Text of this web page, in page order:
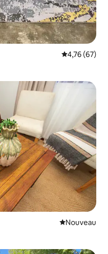
Évaluation
4,76 (67)
Nouvel
Nouveau